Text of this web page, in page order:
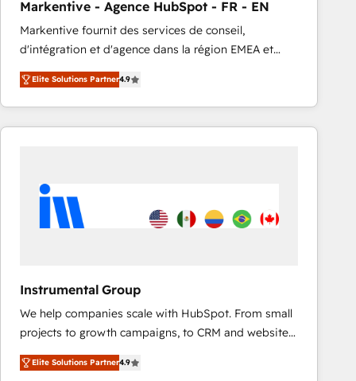
accreditations and deep HIPAA-compliance
expertise. - A team of 250+ experts dedicated to
your resilient growth.
Markentive - Agence HubSpot - FR - EN
Markentive fournit des services de conseil,
d'intégration et d'agence dans la région EMEA et
North America. Avec plus de 115 experts en
marketing automation, Growth, Revops, CRM et
webdesign. Markentive is both a consulting firm, a
digital agency and an integrator. With over 115
customers).
Elite Solutions Partner4.9
Instrumental Group
We help companies scale with HubSpot. From small
projects to growth campaigns, to CRM and websites.
Hire an agency that's experienced in every inch of
HubSpot and willing to work hand-in-hand with your
Elite Solutions Partner4.9